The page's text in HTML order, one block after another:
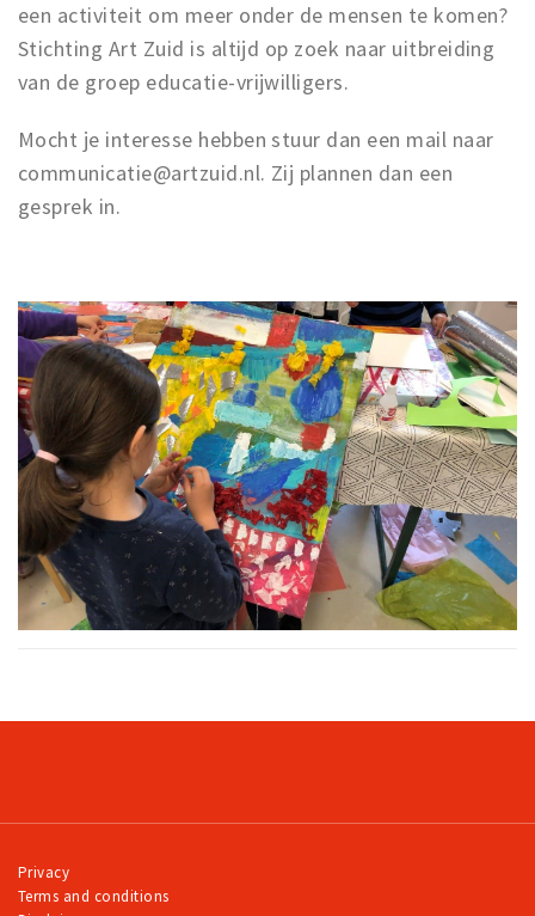
een activiteit om meer onder de mensen te komen?
Stichting Art Zuid is altijd op zoek naar uitbreiding
van de groep educatie-vrijwilligers.
Mocht je interesse hebben stuur dan een mail naar
communicatie@artzuid.nl. Zij plannen dan een
gesprek in.
Privacy
Terms and conditions